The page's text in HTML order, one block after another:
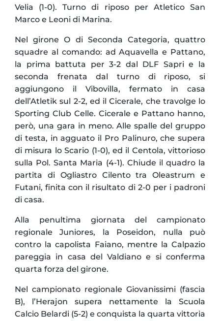
Velia (1-0). Turno di riposo per Atletico San
Marco e Leoni di Marina.
Nel girone O di Seconda Categoria, quattro
squadre al comando: ad Aquavella e Pattano,
la prima battuta per 3-2 dal DLF Sapri e la
seconda frenata dal turno di riposo, si
aggiungono il Vibovilla, fermato in casa
dell’Atletik sul 2-2, ed il Cicerale, che travolge lo
Sporting Club Celle. Cicerale e Pattano hanno,
però, una gara in meno. Alle spalle del gruppo
di testa, in agguato il Pro Palinuro, che supera
di misura lo Scario (1-0), ed il Centola, vittorioso
sulla Pol. Santa Maria (4-1). Chiude il quadro la
partita di Ogliastro Cilento tra Oleastrum e
Futani, finita con il risultato di 2-0 per i padroni
di casa.
Alla penultima giornata del campionato
regionale Juniores, la Poseidon, nulla può
contro la capolista Faiano, mentre la Calpazio
pareggia in casa del Valdiano e si conferma
quarta forza del girone.
Nel campionato regionale Giovanissimi (fascia
B), l’Herajon supera nettamente la Scuola
Calcio Belardi (5-2) e conquista la quarta vittoria